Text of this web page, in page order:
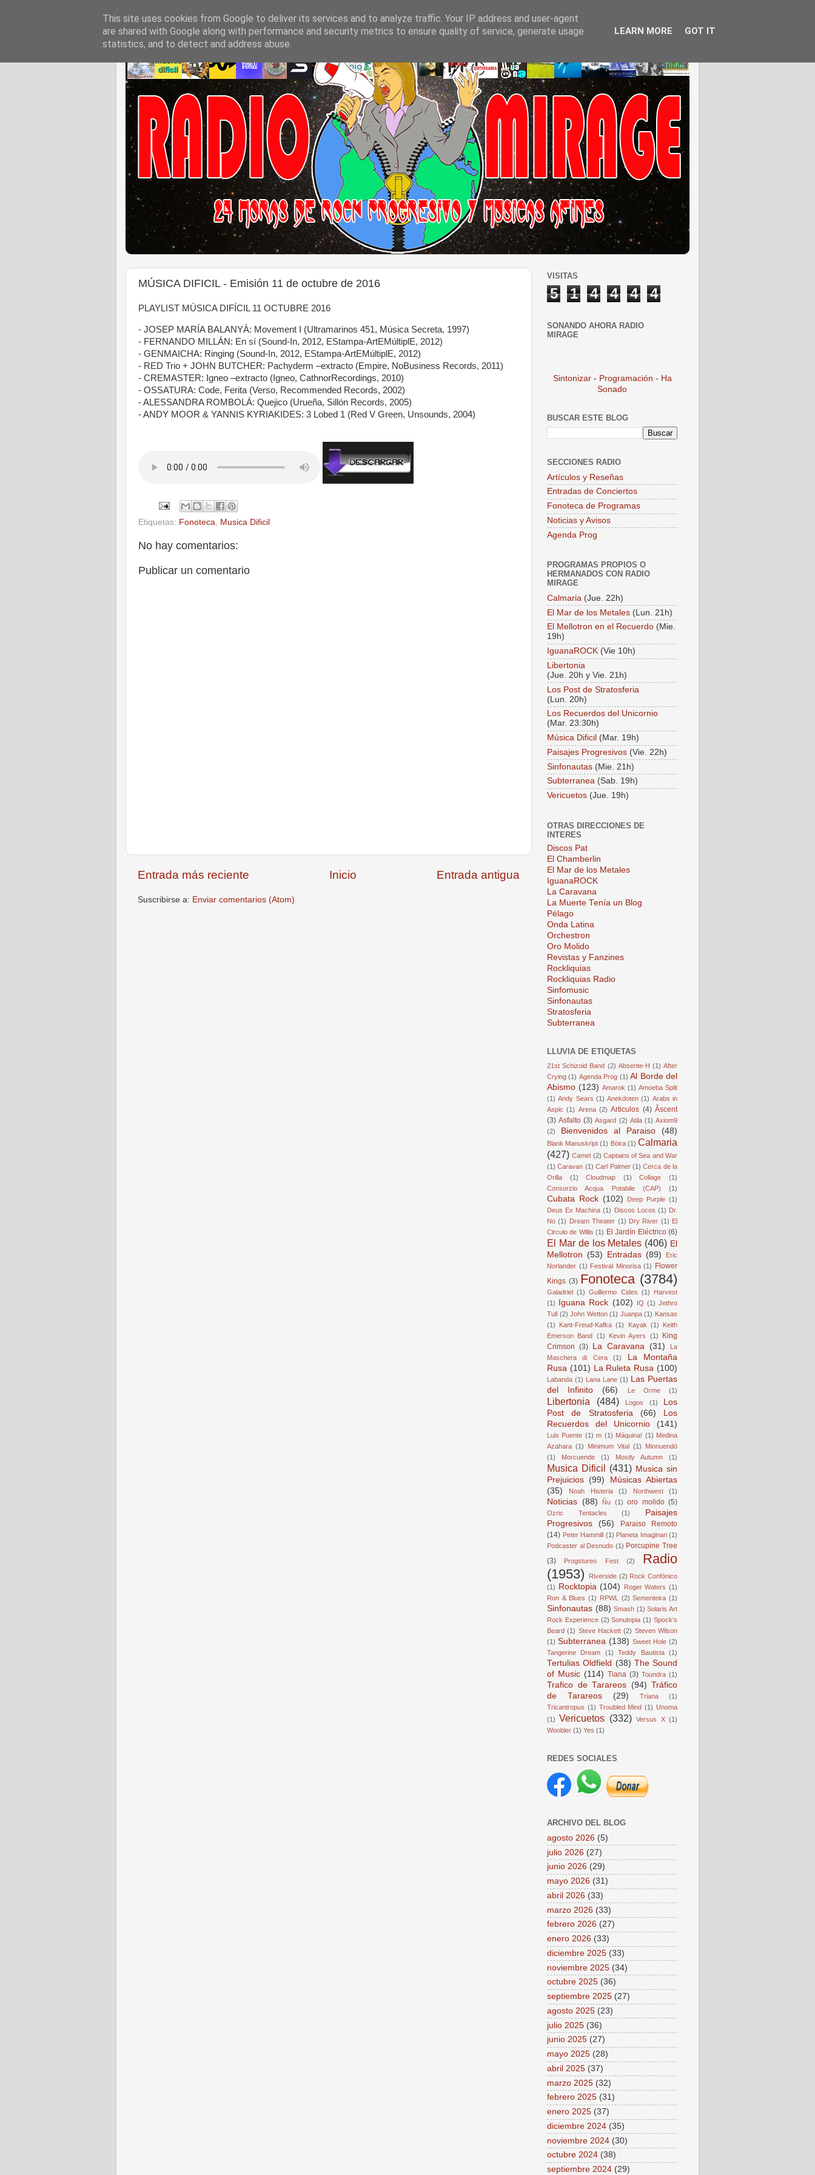
MÚSICA DIFICIL - Emisión 11 de octubre de 2016
PLAYLIST MÚSICA DIFÍCIL 11 OCTUBRE 2016
- JOSEP MARÍA BALANYÀ: Movement I (Ultramarinos 451, Música Secreta, 1997)
- FERNANDO MILLÁN: En sí (Sound-In, 2012, EStampa-ArtEMúltiplE, 2012)
- GENMAICHA: Ringing (Sound-In, 2012, EStampa-ArtEMúltiplE, 2012)
- RED Trio + JOHN BUTCHER: Pachyderm –extracto (Empire, NoBusiness Records, 2011)
- CREMASTER: Igneo –extracto (Igneo, CathnorRecordings, 2010)
- OSSATURA: Code, Ferita (Verso, Recommended Records, 2002)
- ALESSANDRA ROMBOLÁ: Quejico (Urueña, Sillón Records, 2005)
- ANDY MOOR & YANNIS KYRIAKIDES: 3 Lobed 1 (Red V Green, Unsounds, 2004)
Etiquetas: Fonoteca, Musica Dificil
No hay comentarios:
Publicar un comentario
Entrada más reciente Entrada antigua
Inicio
Suscribirse a: Enviar comentarios (Atom)
VISITAS
5 1 4 4 4 4
SONANDO AHORA RADIO
MIRAGE
Sintonizar - Programación - Ha
Sonado
BUSCAR ESTE BLOG
SECCIONES RADIO
Artículos y Reseñas
Entradas de Conciertos
Fonoteca de Programas
Noticias y Avisos
Agenda Prog
PROGRAMAS PROPIOS O
HERMANADOS CON RADIO
MIRAGE
Calmaria (Jue. 22h)
El Mar de los Metales (Lun. 21h)
El Mellotron en el Recuerdo (Mie.
19h)
IguanaROCK (Vie 10h)
Libertonia
(Jue. 20h y Vie. 21h)
Los Post de Stratosferia
(Lun. 20h)
Los Recuerdos del Unicornio
(Mar. 23:30h)
Música Dificil (Mar. 19h)
Paisajes Progresivos (Vie. 22h)
Sinfonautas (Mie. 21h)
Subterranea (Sab. 19h)
Vericuetos (Jue. 19h)
OTRAS DIRECCIONES DE
INTERES
Discos Pat
El Chamberlin
El Mar de los Metales
IguanaROCK
La Caravana
La Muerte Tenía un Blog
Pélago
Onda Latina
Orchestron
Oro Molido
Revistas y Fanzines
Rockliquias
Rockliquias Radio
Sinfomusic
Sinfonautas
Stratosferia
Subterranea
LLUVIA DE ETIQUETAS
21st Schizoid Band (2) Absente-H (1) After
Crying (1) Agenda Prog (1) Al Borde del
Abismo (123) Amarok (1) Amoeba Split
(1) Andy Sears (1) Anekdoten (1) Arabs in
Aspic (1) Arena (2) Articulos (4) Âscent
(3) Asfalto (3) Asgard (2) Atila (1) Axiom9
(2)
Bienvenidos al Paraiso (48)
Blank Manuskript (1) Böira (1) Calmaria
(427) Camel (2) Captains of Sea and War
(1) Caravan (1) Carl Palmer (1) Cerca de la
Orilla
(1) Cloudmap (1) Collage
(1)
Consorzio Acqua Potabile (CAP)
(1)
Cubata Rock (102) Deep Purple (1)
Deus Ex Machina (1) Discos Locos (1) Dr.
No (1) Dream Theater (1) Dry River (1) El
Circulo de Willis (1) El Jardín Eléctrico (6)
El Mar de los Metales (406) El
Mellotron (53) Entradas (89)
Eric
Norlander (1) Festival Minorisa (1) Flower
Kings (3) Fonoteca (3784)
Galadriel (1) Guillermo Cides (1)
Harvest
(1) Iguana Rock (102) IQ (1) Jethro
Tull (2) John Wetton (1) Juanpa (1) Kansas
(1)
Kant-Freud-Kafka (1) Kayak (1)
Keith
Emerson Band (1) Kevin Ayers (1)
King
Crimson (3) La Caravana (31)
La
Maschera di Cera
(1)
La Montaña
Rusa (101) La Ruleta Rusa (100)
Labanda (1) Lana Lane (1) Las Puertas
del Infinito
(66) Le Orme (1)
Libertonia (484) Logos (1)
Los
Post de Stratosferia
(66)
Los
Recuerdos del Unicornio
(141)
Luis Puente (1) m (1) Máquina! (1) Medina
Azahara (1) Minimum Vital (1)
Minnuendö
(1)
Morcuende (1) Mostly Autumn (1)
Musica Dificil (431) Musica sin
Prejuicios (99)
Músicas Abiertas
(35)
Noah Histeria (1) Northwest (1)
Noticias (88) Ñu (1) oro molido (5)
Ozric Tentacles (1)
Paisajes
Progresivos
(56)
Paraiso Remoto
(14) Peter Hammill (1) Planeta Imaginari (1)
Podcaster al Desnudo (1) Porcupine Tree
(3)
Progstureo Fest (2)
Radio
(1953)
Riverside (2) Rock Confónico
(1) Rocktopia (104) Roger Waters (1)
Ron & Blues (1) RPWL (2) Sementeira (1)
Sinfonautas (88) Smash (1) Solaris Art
Rock Experience (2) Sonutopia (1) Spock's
Beard (1) Steve Hackett (2) Steven Wilson
(1) Subterranea (138) Sweet Hole (2)
Tangerine Dream
(1) Teddy Bautista (1)
Tertulias Oldfield (38) The Sound
of Music (114) Tiana (3) Toundra (1)
Trafico de Tarareos (94) Tráfico
de Tarareos
(29) Triana
(1)
Tricantropus (1) Troubled Mind (1) Unoma
(1)
Vericuetos (332) Versus X (1)
Woobler (1) Yes (1)
REDES SOCIALES
ARCHIVO DEL BLOG
agosto 2026 (5)
julio 2026 (27)
junio 2026 (29)
mayo 2026 (31)
abril 2026 (33)
marzo 2026 (33)
febrero 2026 (27)
enero 2026 (33)
diciembre 2025 (33)
noviembre 2025 (34)
octubre 2025 (36)
septiembre 2025 (27)
agosto 2025 (23)
julio 2025 (36)
junio 2025 (27)
mayo 2025 (28)
abril 2025 (37)
marzo 2025 (32)
febrero 2025 (31)
enero 2025 (37)
diciembre 2024 (35)
noviembre 2024 (30)
octubre 2024 (38)
septiembre 2024 (29)
This site uses cookies from Google to deliver its services and to analyze traffic. Your IP address and user-agent
are shared with Google along with performance and security metrics to ensure quality of service, generate usage
statistics, and to detect and address abuse.
LEARN MORE GOT IT